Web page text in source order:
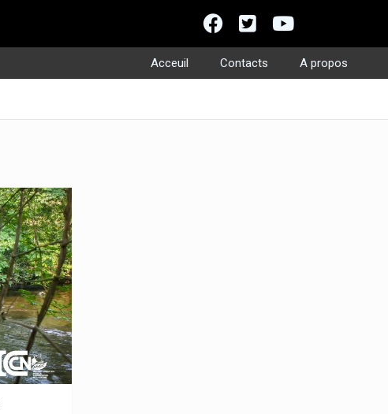
Acceuil Contacts
A propos